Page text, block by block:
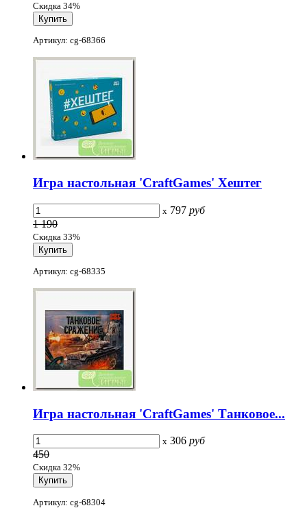
Скидка 34%
Артикул: cg-68366
Игра настольная 'CraftGames' Хештег
x 797 руб
1 190
Скидка 33%
Артикул: cg-68335
Игра настольная 'CraftGames' Танковое...
x 306 руб
450
Скидка 32%
Артикул: cg-68304